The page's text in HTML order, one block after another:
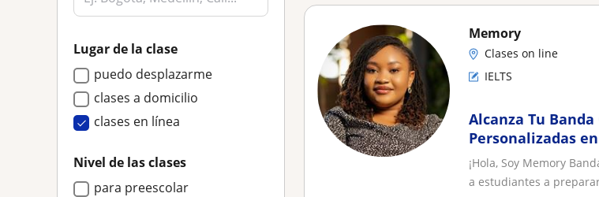
Lugar de la clase
puedo desplazarme
clases a domicilio
clases en línea
Nivel de las clases
para preescolar
Memory
Clases on line
IELTS
Alcanza Tu Banda
Personalizadas
¡Hola, Soy Memory
a estudiantes a